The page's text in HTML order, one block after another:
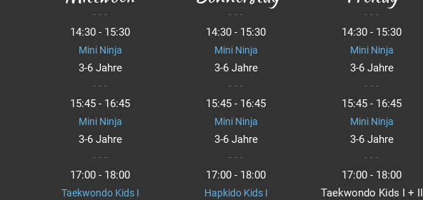
- - -
14:30 - 15:30
Mini Ninja
3-6 Jahre
- - -
15:45 - 16:45
Mini Ninja
3-6 Jahre
- - -
17:00 - 18:00
Taekwondo Kids I
- - -
14:30 - 15:30
Mini Ninja
3-6 Jahre
- - -
15:45 - 16:45
Mini Ninja
3-6 Jahre
- - -
17:00 - 18:00
Hapkido Kids I
- - -
14:30 - 15:30
Mini Ninja
3-6 Jahre
- - -
15:45 - 16:45
Mini Ninja
3-6 Jahre
- - -
17:00 - 18:00
Taekwondo Kids I + II